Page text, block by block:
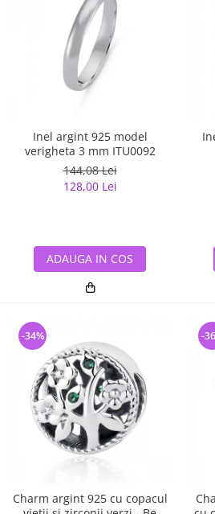
Inel argint 925 model
verigheta 3 mm ITU0092
144,08 Lei
128,00 Lei
ADAUGA IN COS
Charm argint 925 cu copacul
-34% -